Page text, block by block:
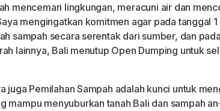
mencemari lingkungan, meracuni air dan
mengingatkan komitmen agar pada tanggal
sampah secara serentak dari sumber, dan
lainnya, Bali menutup Open Dumping untuk
juga Pemilahan Sampah adalah kunci untuk
mampu menyuburkan tanah Bali dan sampah